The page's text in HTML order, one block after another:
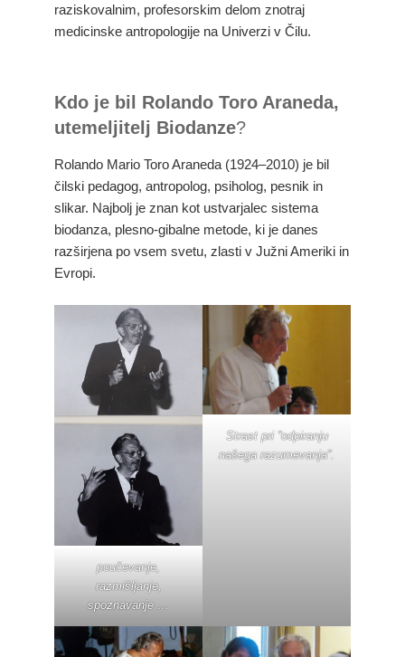
raziskovalnim, profesorskim delom znotraj
medicinske antropologije na Univerzi v Čilu.
Kdo je bil Rolando Toro Araneda,
utemeljitelj Biodanze?
Rolando Mario Toro Araneda (1924–2010) je bil
čilski pedagog, antropolog, psiholog, pesnik in
slikar. Najbolj je znan kot ustvarjalec sistema
biodanza, plesno-gibalne metode, ki je danes
razširjena po vsem svetu, zlasti v Južni Ameriki in
Evropi.
poučevanje,
razmišljanje,
spoznavanje …
Strast pri “odpiranju
našega razumevanja”.